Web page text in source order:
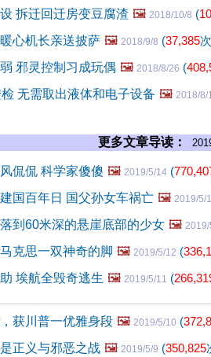
拆迁回迁房变豆腐渣 🖼️ 2018/10/8 (
心机长亲送披萨 🖼️ 2018/9/8 (37,385
邪灵控制习成玩偶 🖼️ 2018/8/26 (
无需取出液体和电子设备 🖼️ 2018/8/
更多文章导读：
侃侃 科学家傻傻 🖼️ 2019/5/14 (
国百年日 国父孙女车祸亡 🖼️ 2019/5/
到60米深的悬崖底部的少女 🖼️ 2019/
克思一双神奇的脚 🖼️ 2019/5/12 (
埃航全毁奇逃生 🖼️ 2019/5/11 (
获川普一优雅身段 🖼️ 2019/5/10 (
正义与邪恶之战 🖼️ 2019/5/9 (350,825